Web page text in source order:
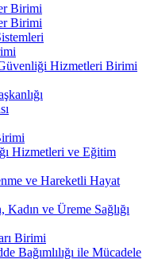
Birimi
Birimi
Güvenliği Hizmetleri Birimi
Hizmetleri ve Eğitim
ve Hareketli Hayat
Kadın ve Üreme Sağlığı
Birimi
Bağımlılığı ile Mücadele